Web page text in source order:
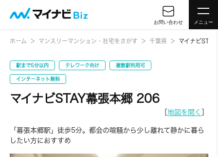
お問い合わせ メニュー
ホーム マンスリーマンション・社宅をさがす 千葉県 マイナビ
駅まで5分以内 テレワーク向け 複数駅利用可
インターネット無料
マイナビSTAY幕張本郷 206
地図を開く
「幕張本郷駅」徒歩5分。都会の喧騒から少し離れて静かに暮ら
したい方におすすめ